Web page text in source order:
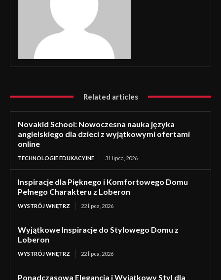
Related articles
Novakid School: Nowoczesna nauka języka
angielskiego dla dzieci z wyjątkowymi ofertami
online
TECHNOLOGIE EDUKACYJNE 31 lipca, 2026
Inspiracje dla Pięknego i Komfortowego Domu
Pełnego Charakteru z Loberon
WYSTRÓJ WNĘTRZ 22 lipca, 2026
Wyjątkowe Inspiracje do Stylowego Domu z
Loberon
WYSTRÓJ WNĘTRZ 22 lipca, 2026
Ponadczasowa Elegancja i Wyjątkowy Styl dla